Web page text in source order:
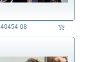
40454-08